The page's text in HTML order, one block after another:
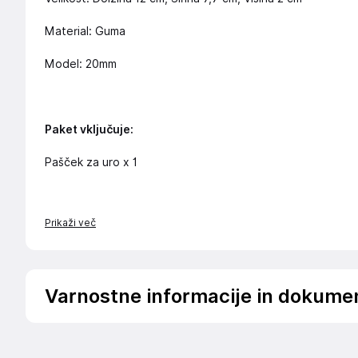
Material: Guma
Model: 20mm
Paket vključuje:
Pašček za uro x 1
Prikaži več
Varnostne informacije in